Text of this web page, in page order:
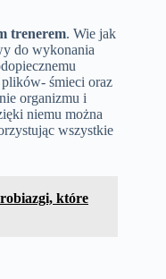
trenerem. Wie jak
do wykonania
śmieci oraz
organizmu i
niemu można
wszystkie
które